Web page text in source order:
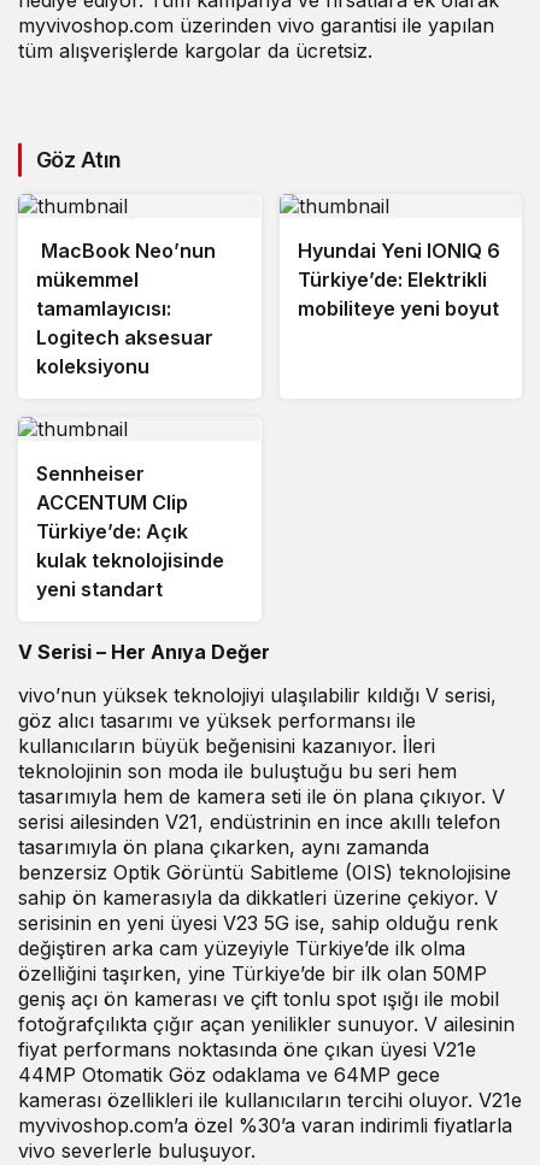
myvivoshop.com üzerinden vivo garantisi ile yapılan
tüm alışverişlerde kargolar da ücretsiz.
Göz Atın
MacBook Neo’nun
mükemmel
tamamlayıcısı:
Logitech aksesuar
koleksiyonu
Hyundai Yeni IONIQ 6
Türkiye’de: Elektrikli
mobiliteye yeni boyut
Sennheiser
ACCENTUM Clip
Türkiye’de: Açık
kulak teknolojisinde
yeni standart
V Serisi – Her Anıya Değer
vivo’nun yüksek teknolojiyi ulaşılabilir kıldığı V serisi,
göz alıcı tasarımı ve yüksek performansı ile
kullanıcıların büyük beğenisini kazanıyor. İleri
teknolojinin son moda ile buluştuğu bu seri hem
tasarımıyla hem de kamera seti ile ön plana çıkıyor. V
serisi ailesinden V21, endüstrinin en ince akıllı telefon
tasarımıyla ön plana çıkarken, aynı zamanda
benzersiz Optik Görüntü Sabitleme (OIS) teknolojisine
sahip ön kamerasıyla da dikkatleri üzerine çekiyor. V
serisinin en yeni üyesi V23 5G ise, sahip olduğu renk
değiştiren arka cam yüzeyiyle Türkiye’de ilk olma
özelliğini taşırken, yine Türkiye’de bir ilk olan 50MP
geniş açı ön kamerası ve çift tonlu spot ışığı ile mobil
fotoğrafçılıkta çığır açan yenilikler sunuyor. V ailesinin
fiyat performans noktasında öne çıkan üyesi V21e
44MP Otomatik Göz odaklama ve 64MP gece
kamerası özellikleri ile kullanıcıların tercihi oluyor. V21e
myvivoshop.com’a özel %30’a varan indirimli fiyatlarla
vivo severlerle buluşuyor.